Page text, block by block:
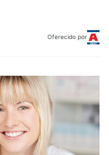
Oferecido por